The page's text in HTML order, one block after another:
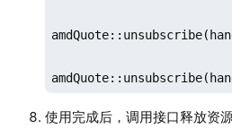
使用完成后，调用接口释放资